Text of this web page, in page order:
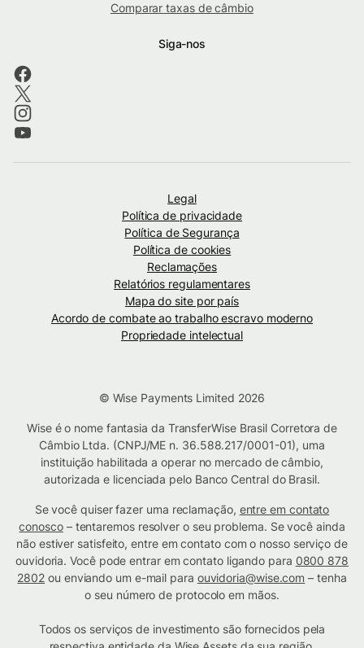
Comparar taxas de câmbio
Siga-nos
Legal
Política de privacidade
Política de Segurança
Política de cookies
Reclamações
Relatórios regulamentares
Mapa do site por país
Acordo de combate ao trabalho escravo moderno
Propriedade intelectual
© Wise Payments Limited 2026
Wise é o nome fantasia da TransferWise Brasil Corretora de
Câmbio Ltda. (CNPJ/ME n. 36.588.217/0001-01), uma
instituição habilitada a operar no mercado de câmbio,
autorizada e licenciada pelo Banco Central do Brasil.
Se você quiser fazer uma reclamação, entre em contato
conosco– tentaremos resolver o seu problema. Se você ainda
não estiver satisfeito, entre em contato com o nosso serviço de
ouvidoria. Você pode entrar em contato ligando para 0800 878
2802 ou enviando um e-mail para ouvidoria@wise.com – tenha
o seu número de protocolo em mãos.
Todos os serviços de investimento são fornecidos pela